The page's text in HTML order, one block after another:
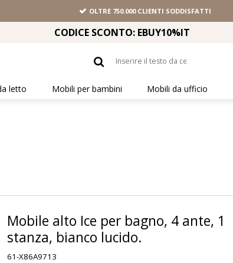
OLTRE 750.000 CLIENTI SODDISFATTI
CODICE SCONTO: EBUY10%IT
letto Mobili per bambini Mobili da ufficio
Mobile alto Ice per bagno, 4 ante, 1
stanza, bianco lucido.
61-X86A9713